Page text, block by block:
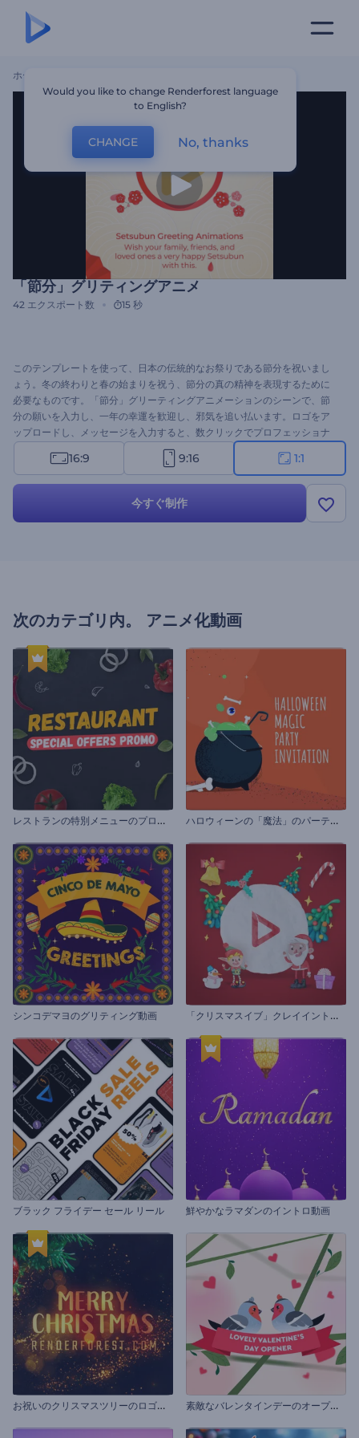
ホーム
「節分」グリティングアニメ
42 エクスポート数 15 秒
このテンプレートを使って、日本の伝統的なお祭りである節分を祝いまし
ょう。冬の終わりと春の始まりを祝う、節分の真の精神を表現するために
必要なものです。「節分」グリーティングアニメーションのシーンで、節
分の願いを入力し、一年の幸運を歓迎し、邪気を追い払います。ロゴをア
ップロードし、メッセージを入力すると、数クリックでプロフェッショナ
ルな動画アニメーションが完成します。グリーティング動画、祝賀会、プ
レゼンテーションのオープニングなど、さまざまな用途に最適です。今す
16:9 9:16 1:1
今すぐ制作
次のカテゴリ内。 アニメ化動画
レ
ストランの特別メニューのプロモーション ハ
ロウィーンの「魔法」のパーティーの招待状
シンコデマヨのグリティング動画 「
クリスマスイブ」クレイイントロ動画
ブラック フライデー セール リール 鮮やかなラマダンのイントロ動画
お
祝いのクリスマスツリーのロゴ動画 素
敵なバレンタインデーのオープニング動画
Would you like to change Renderforest language
to English?
CHANGE No, thanks